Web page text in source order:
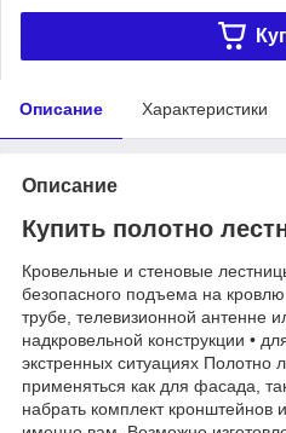
Описание Характеристики
Описание
Купить полотно
Кровельные и стеновые
безопасного подъема на
трубе, телевизионной антенне
надкровельной конструкции •
экстренных ситуациях Полотно
применяться как для фасада,
набрать комплект